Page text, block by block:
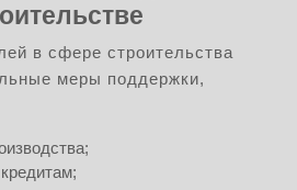
в сфере строительства
меры поддержки,